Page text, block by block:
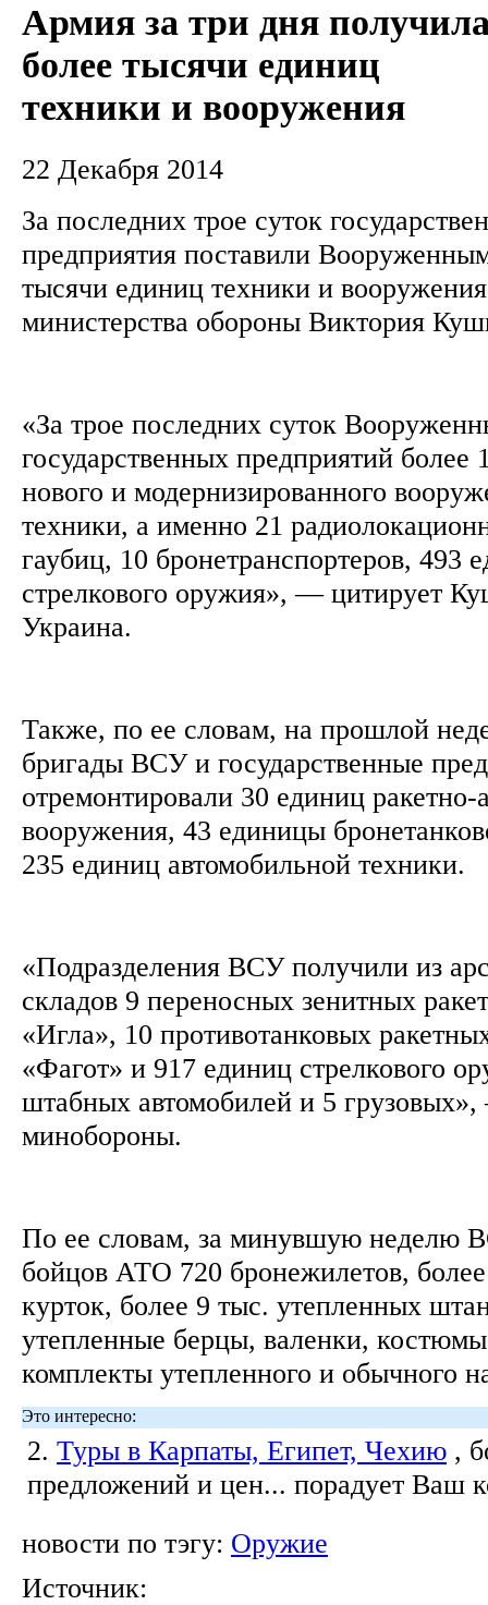
Армия за три дня
более тысячи единиц
техники и вооружения
22 Декабря 2014
За последних трое суток
предприятия поставили
тысячи единиц техники и
министерства обороны Виктория
«За трое последних суток
государственных предприятий более
нового и модернизированного
техники, а именно 21
гаубиц, 10 бронетранспортеров, 493
стрелкового оружия», — цитирует
Украина.
Также, по ее словам, на прошлой
бригады ВСУ и государственные
отремонтировали 30 единиц ракетно-
вооружения, 43 единицы
235 единиц автомобильной техники.
«Подразделения ВСУ получили из
складов 9 переносных зенитных
«Игла», 10 противотанковых
«Фагот» и 917 единиц стрелкового
штабных автомобилей и 5
минобороны.
По ее словам, за минувшую неделю
бойцов АТО 720 бронежилетов,
курток, более 9 тыс. утепленных
утепленные берцы, валенки,
комплекты утепленного и обычного
Это интересно:
2. Туры в Карпаты, Египет, Чехию ,
предложений и цен... порадует Ваш
новости по тэгу: Оружие
Источник: